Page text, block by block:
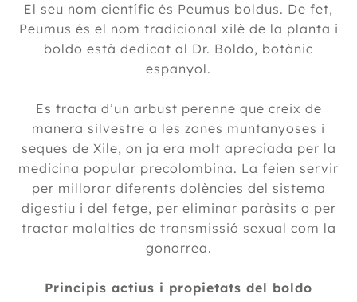
El seu nom científic és Peumus boldus. De fet,
Peumus és el nom tradicional xilè de la planta i
boldo està dedicat al Dr. Boldo, botànic
espanyol.
Es tracta d’un arbust perenne que creix de
manera silvestre a les zones muntanyoses i
seques de Xile, on ja era molt apreciada per la
medicina popular precolombina. La feien servir
per millorar diferents dolències del sistema
digestiu i del fetge, per eliminar paràsits o per
tractar malalties de transmissió sexual com la
gonorrea.
Principis actius i propietats del boldo